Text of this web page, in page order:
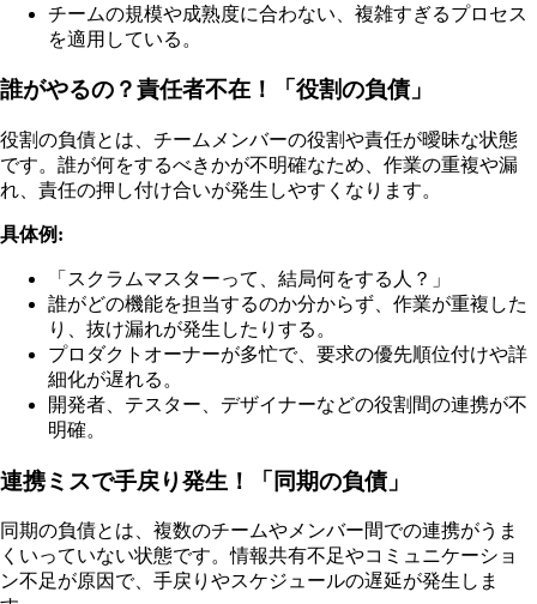
チームの規模や成熟度に合わない、複雑すぎるプロセス
を適用している。
誰がやるの？責任者不在！「役割の負債」
役割の負債とは、チームメンバーの役割や責任が曖昧な状態
です。誰が何をするべきかが不明確なため、作業の重複や漏
れ、責任の押し付け合いが発生しやすくなります。
具体例:
「スクラムマスターって、結局何をする人？」
誰がどの機能を担当するのか分からず、作業が重複した
り、抜け漏れが発生したりする。
プロダクトオーナーが多忙で、要求の優先順位付けや詳
細化が遅れる。
開発者、テスター、デザイナーなどの役割間の連携が不
明確。
連携ミスで手戻り発生！「同期の負債」
同期の負債とは、複数のチームやメンバー間での連携がうま
くいっていない状態です。情報共有不足やコミュニケーショ
ン不足が原因で、手戻りやスケジュールの遅延が発生しま